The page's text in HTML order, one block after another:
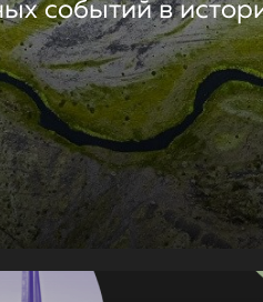
событий в